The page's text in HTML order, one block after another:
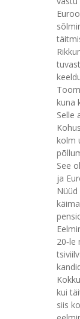
kuna
Selle
kolm
See
ja
kui
siis